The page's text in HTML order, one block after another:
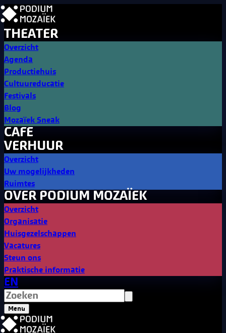
THEATER
Overzicht
Agenda
Productiehuis
Cultuureducatie
Festivals
Blog
Mozaïek Sneak
CAFE
VERHUUR
Overzicht
Uw mogelijkheden
Ruimtes
OVER PODIUM MOZAÏEK
Overzicht
Organisatie
Huisgezelschappen
Vacatures
Steun ons
Praktische informatie
EN
Menu